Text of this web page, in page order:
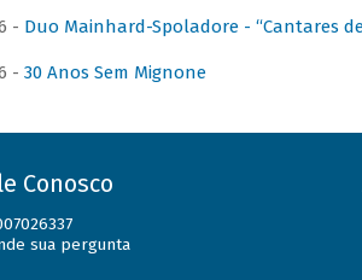
- Duo Mainhard-Spoladore - “Cantares
- 30 Anos Sem Mignone
Conosco
sua pergunta